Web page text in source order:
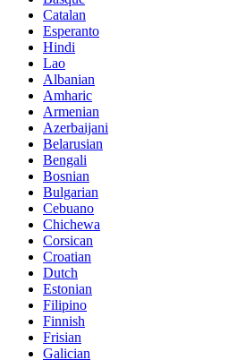
Catalan
Esperanto
Hindi
Lao
Albanian
Amharic
Armenian
Azerbaijani
Belarusian
Bengali
Bosnian
Bulgarian
Cebuano
Chichewa
Corsican
Croatian
Dutch
Estonian
Filipino
Finnish
Frisian
Galician